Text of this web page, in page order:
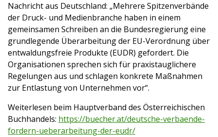
Nachricht aus Deutschland: „Mehrere Spitzenverbände
der Druck- und Medienbranche haben in einem
gemeinsamen Schreiben an die Bundesregierung eine
grundlegende Überarbeitung der EU-Verordnung über
entwaldungsfreie Produkte (EUDR) gefordert. Die
Organisationen sprechen sich für praxistauglichere
Regelungen aus und schlagen konkrete Maßnahmen
zur Entlastung von Unternehmen vor“.
Weiterlesen beim Hauptverband des Österreichischen
Buchhandels: https://buecher.at/deutsche-verbaende-
fordern-ueberarbeitung-der-eudr/